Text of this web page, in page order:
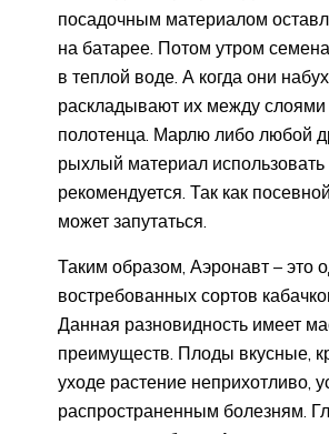
посадочным материалом
на батарее. Потом утром
в теплой воде. А когда они
раскладывают их между
полотенца. Марлю либо любой
рыхлый материал использовать
рекомендуется. Так как
может запутаться.
Таким образом, Аэронавт – это
востребованных сортов
Данная разновидность имеет
преимуществ. Плоды вкусные,
уходе растение неприхотливо,
распространенным болезням.